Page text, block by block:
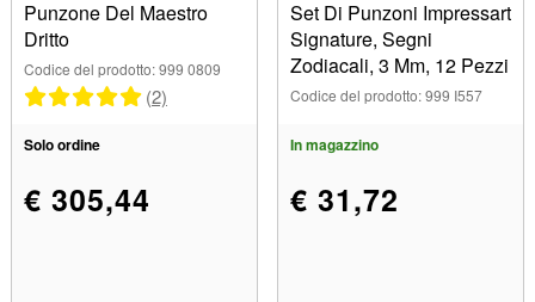
Punzone Del Maestro
Dritto
Codice del prodotto: 999 0809
(2)
Solo ordine
€ 305,44
Set Di Punzoni Impressart
Signature, Segni
Zodiacali, 3 Mm, 12 Pezzi
Codice del prodotto: 999 I557
In magazzino
€ 31,72